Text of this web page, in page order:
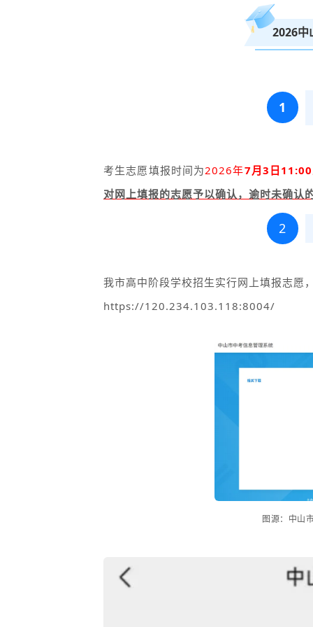
2026中
1
考生志愿填报时间为2026年7月3 日
对网上填报的志愿予以确认，逾时未确认
2
我市高中阶段学校招生实行网上填报志愿
https://120.234.103.118:8004/
图源：中山